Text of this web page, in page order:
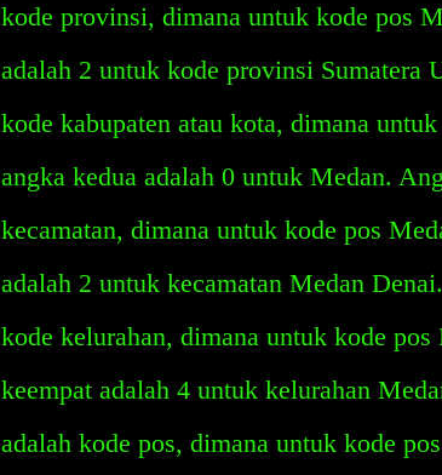
kode provinsi, dimana untuk kode pos
adalah 2 untuk kode provinsi Sumatera
kode kabupaten atau kota, dimana
angka kedua adalah 0 untuk Medan.
kecamatan, dimana untuk kode pos
adalah 2 untuk kecamatan Medan
kode kelurahan, dimana untuk kode
keempat adalah 4 untuk kelurahan
adalah kode pos, dimana untuk kode